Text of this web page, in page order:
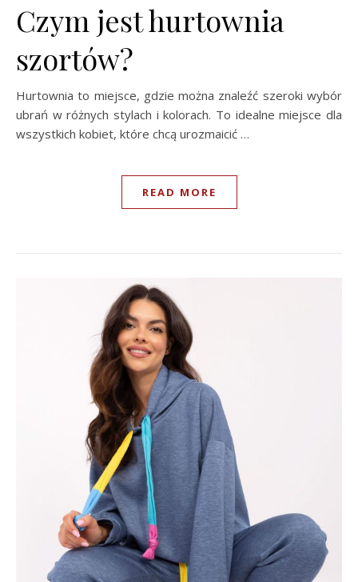
Czym jest hurtownia
szortów?
Hurtownia to miejsce, gdzie można znaleźć szeroki wybór
ubrań w różnych stylach i kolorach. To idealne miejsce dla
wszystkich kobiet, które chcą urozmaicić …
READ MORE